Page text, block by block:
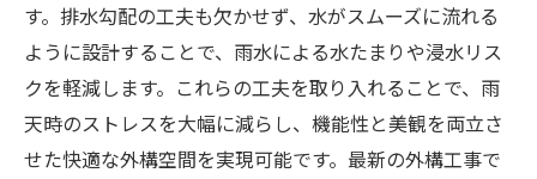
す。排水勾配の工夫も欠かせず、水がスムーズに流れる
ように設計することで、雨水による水たまりや浸水リス
クを軽減します。これらの工夫を取り入れることで、雨
天時のストレスを大幅に減らし、機能性と美観を両立さ
せた快適な外構空間を実現可能です。最新の外構工事で